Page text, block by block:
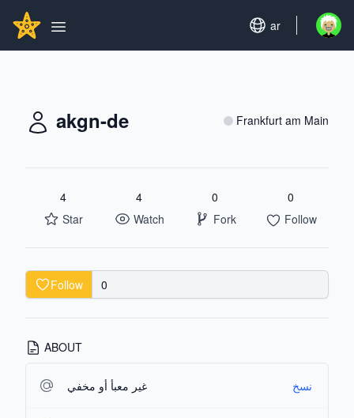
GITHUBSTAR
Open main menu
Set language
ar Open
akgn-de Frankfurt am Main
4
Star
4
Watch
0
Fork
0
Follow
Follow 0
ABOUT
غير معبأ أو مخفي نسخ